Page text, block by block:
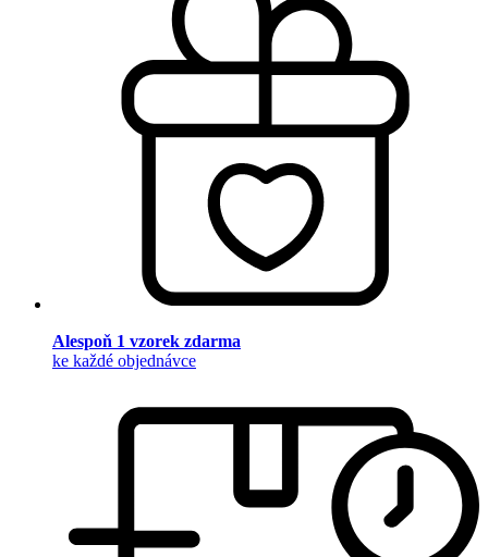
Alespoň 1 vzorek zdarma
ke každé objednávce